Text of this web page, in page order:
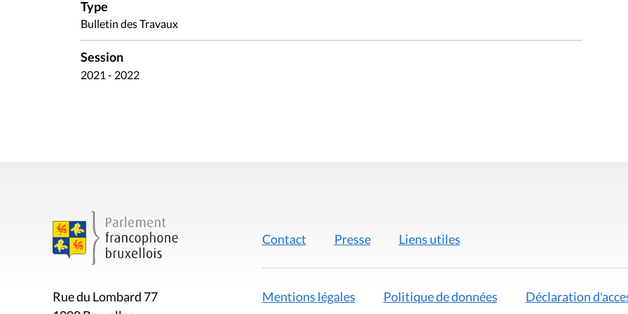
Type
Bulletin des Travaux
Session
2021 - 2022
Rue du Lombard 77
Contact Presse Liens utiles
Mentions légales Politique de données Déclaration